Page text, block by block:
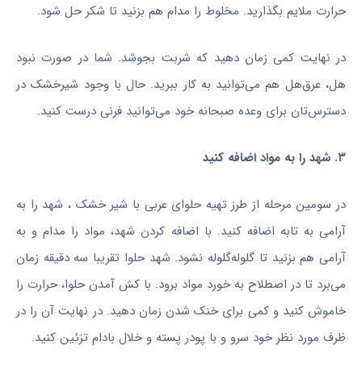
حرارت ملایم بگذارید. مخلوط را مدام هم بزنید تا شکر حل شود.
در نهایت کمی زمان دهید که شربت بجوشد. شما در صورت نبود
هل، عرق‌هل هم می‌توانید به کار ببرید. حال با وجود شیرخشک در
دسترس‌تان برای وعده صبحانه خود می‌توانید فرنی درست کنید.
۳. شهد را به مواد اضافه کنید
در سومین مرحله از طرز تهیه حلوای عربی با شیر خشک ، شهد را به
آرامی به تابه اضافه کنید. با اضافه کردن شهد، مواد را مدام و به
آرامی هم بزنید تا گلوله‌گلوله‌ نشود. شهد حلوا تقریبا سه دقیقه زمان
می‌برد تا در اصطلاح به خورد مواد برود. با کش آمدن حلوا، حرارت را
خاموش کنید و کمی برای خنک شدن زمان دهید. در نهایت آن را در
ظرف مورد نظر خود سرو و با پودر پسته و خلال بادام تزئین کنید.